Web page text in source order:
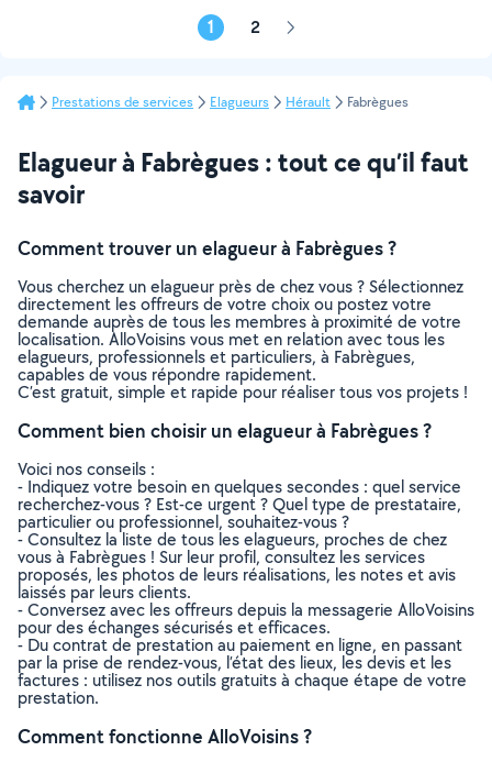
1 2 Page
Prestations de services Elagueurs Hérault Fabrègues
Elagueur à Fabrègues : tout ce qu’il faut
savoir
Comment trouver un elagueur à Fabrègues ?
Vous cherchez un elagueur près de chez vous ? Sélectionnez
directement les offreurs de votre choix ou postez votre
demande auprès de tous les membres à proximité de votre
localisation. AlloVoisins vous met en relation avec tous les
elagueurs, professionnels et particuliers, à Fabrègues,
capables de vous répondre rapidement.
C’est gratuit, simple et rapide pour réaliser tous vos projets !
Comment bien choisir un elagueur à Fabrègues ?
Voici nos conseils :
- Indiquez votre besoin en quelques secondes : quel service
recherchez-vous ? Est-ce urgent ? Quel type de prestataire,
particulier ou professionnel, souhaitez-vous ?
- Consultez la liste de tous les elagueurs, proches de chez
vous à Fabrègues ! Sur leur profil, consultez les services
proposés, les photos de leurs réalisations, les notes et avis
laissés par leurs clients.
- Conversez avec les offreurs depuis la messagerie AlloVoisins
pour des échanges sécurisés et efficaces.
- Du contrat de prestation au paiement en ligne, en passant
par la prise de rendez-vous, l’état des lieux, les devis et les
factures : utilisez nos outils gratuits à chaque étape de votre
prestation.
Comment fonctionne AlloVoisins ?